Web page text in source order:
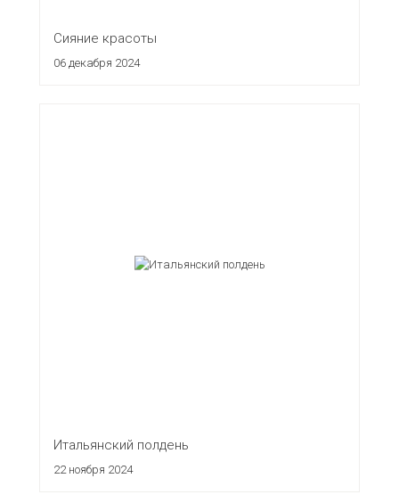
Сияние красоты
06 декабря 2024
Итальянский полдень
22 ноября 2024